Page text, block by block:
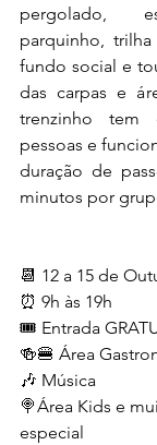
pergolado,
parquinho,
fundo social e
das carpas e
trenzinho tem
pessoas e
duração de
minutos por
📆 12 a 15 de
⏰ 9h às 19h
🎟 Entrada
🍻🍔 Área
🎶 Música
🍭Área Kids e
especial